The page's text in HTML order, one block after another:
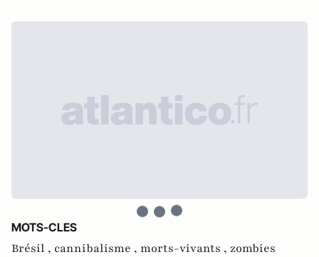
MOTS-CLES
Brésil , cannibalisme , morts-vivants , zombies